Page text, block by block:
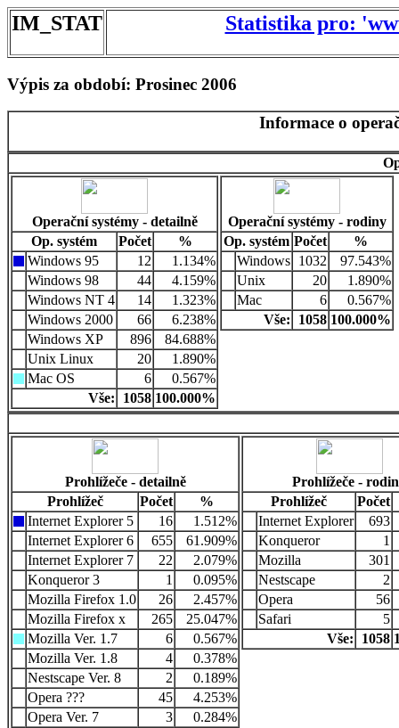
IM_STAT Statistika pro:
Výpis za období: Prosinec 2006
Informace o
Operační systémy - detailně
Op. systém
Počet
%
Windows 95
12
1.134%
Windows 98
44
4.159%
Windows NT 4
14
1.323%
Windows 2000
66
6.238%
Windows XP
896
84.688%
Unix Linux
20
1.890%
Mac OS
6
0.567%
Vše:
1058 100.000%
Operační systémy - rodiny
Op. systém Počet
%
Windows 1032
97.543%
Unix
20
1.890%
Mac
6
0.567%
Vše:
1058 100.000%
Prohlížeče - detailně
Prohlížeč
Počet
%
Internet Explorer 5
16
1.512%
Internet Explorer 6
655
61.909%
Internet Explorer 7
22
2.079%
Konqueror 3
1
0.095%
Mozilla Firefox 1.0
26
2.457%
Mozilla Firefox x
265
25.047%
Mozilla Ver. 1.7
6
0.567%
Mozilla Ver. 1.8
4
0.378%
Nestscape Ver. 8
2
0.189%
Opera ???
45
4.253%
Opera Ver. 7
3
0.284%
Prohlížeče -
Prohlížeč
Počet
Internet Explorer
693
Konqueror
1
Mozilla
301
Nestscape
2
Opera
56
Safari
5
Vše:
1058